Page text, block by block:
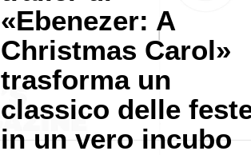
«Ebenezer: A
Christmas Carol»
trasforma un
classico delle
in un vero incubo